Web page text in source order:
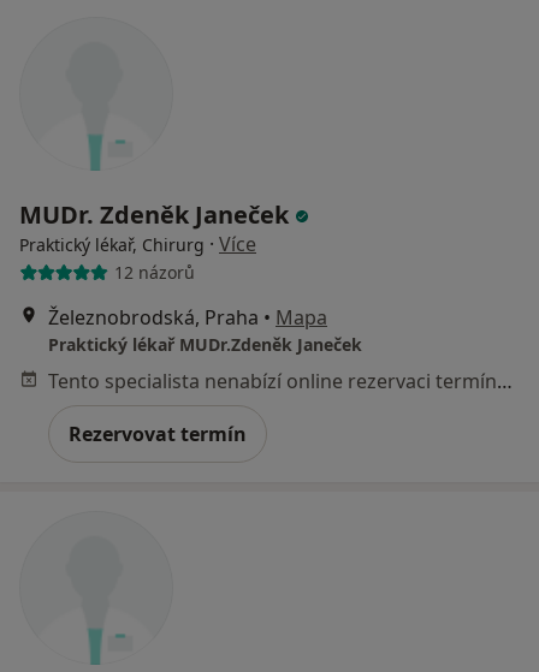
MUDr. Zdeněk Janeček
Praktický lékař, Chirurg · Více
12 názorů
Železnobrodská, Praha • Mapa
Praktický lékař MUDr.Zdeněk Janeček
Tento specialista nenabízí online rezervaci termínu na této adrese.
Rezervovat termín